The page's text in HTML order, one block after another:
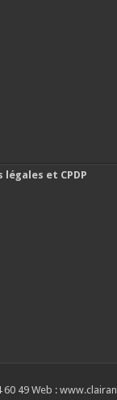
et CPDP
60 49 Web :